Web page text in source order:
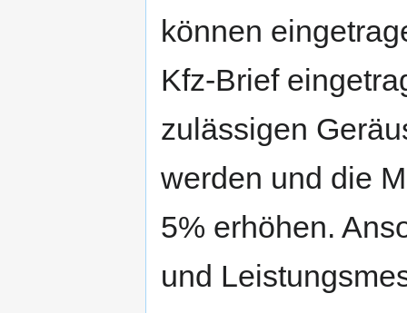
können
Kfz-Brief
zulässigen
werden und die
5% erhöhen.
und